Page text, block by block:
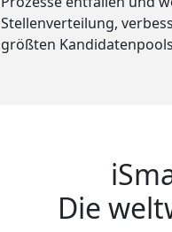
Stellenverteilung,
größten
Die